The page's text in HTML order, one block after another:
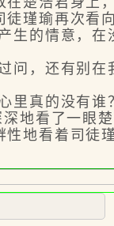
瑜再次看向
的情意，在
，还有别在
真的没有谁
看了一眼楚
看着司徒瑾